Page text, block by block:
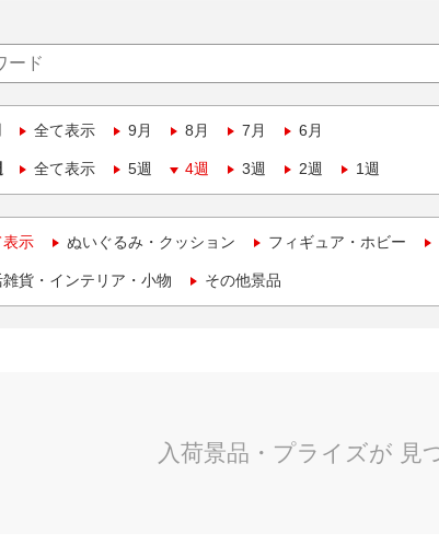
全て表示 9月 8月 7月 6月
全て表示 5週 4週 3週 2週 1週
表示 ぬいぐるみ・クッション フィギュア・ホビー
貨・インテリア・小物 その他景品